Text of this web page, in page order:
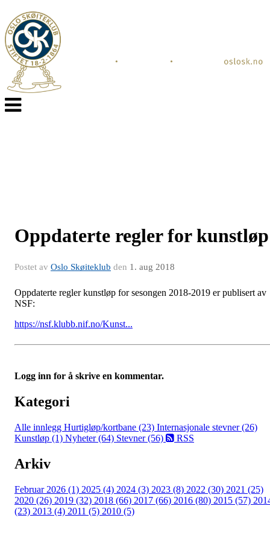
Veksle
navigasjon
Oppdaterte regler for kunstløp
Postet av Oslo Skøiteklub den 1. aug 2018
Oppdaterte regler kunstløp for sesongen 2018-2019 er publisert av
NSF:
https://nsf.klubb.nif.no/Kunst...
Logg inn for å skrive en kommentar.
Kategori
Alle innlegg Hurtigløp/kortbane (23) Internasjonale stevner (26)
Kunstløp (1) Nyheter (64) Stevner (56) RSS
Arkiv
Februar 2026 (1) 2025 (4) 2024 (3) 2023 (8) 2022 (30) 2021 (25)
2020 (26) 2019 (32) 2018 (66) 2017 (66) 2016 (80) 2015 (57)
(23) 2013 (4) 2011 (5) 2010 (5)